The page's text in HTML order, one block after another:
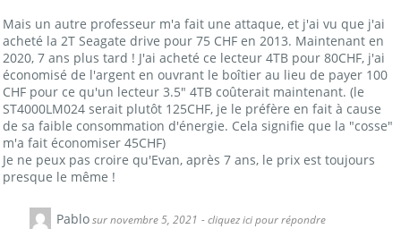
Mais un autre professeur m'a fait une attaque, et j'ai vu que j'ai
acheté la 2T Seagate drive pour 75 CHF en 2013. Maintenant en
2020, 7 ans plus tard ! J'ai acheté ce lecteur 4TB pour 80CHF, j'ai
économisé de l'argent en ouvrant le boîtier au lieu de payer 100
CHF pour ce qu'un lecteur 3.5" 4TB coûterait maintenant. (le
ST4000LM024 serait plutôt 125CHF, je le préfère en fait à cause
de sa faible consommation d'énergie. Cela signifie que la "cosse"
m'a fait économiser 45CHF)
Je ne peux pas croire qu'Evan, après 7 ans, le prix est toujours
presque le même !
Pablosur novembre 5, 2021 - cliquez ici pour répondre